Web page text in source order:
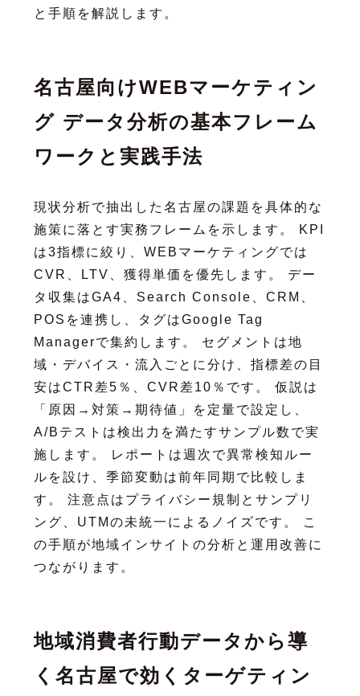
と手順を解説します。
名古屋向けWEBマーケティン
グ データ分析の基本フレーム
ワークと実践手法
現状分析で抽出した名古屋の課題を具体的な
施策に落とす実務フレームを示します。 KPI
は3指標に絞り、WEBマーケティングでは
CVR、LTV、獲得単価を優先します。 デー
タ収集はGA4、Search Console、CRM、
POSを連携し、タグはGoogle Tag
Managerで集約します。 セグメントは地
域・デバイス・流入ごとに分け、指標差の目
安はCTR差5％、CVR差10％です。 仮説は
「原因→対策→期待値」を定量で設定し、
A/Bテストは検出力を満たすサンプル数で実
施します。 レポートは週次で異常検知ルー
ルを設け、季節変動は前年同期で比較しま
す。 注意点はプライバシー規制とサンプリ
ング、UTMの未統一によるノイズです。 こ
の手順が地域インサイトの分析と運用改善に
つながります。
地域消費者行動データから導
く名古屋で効くターゲティン